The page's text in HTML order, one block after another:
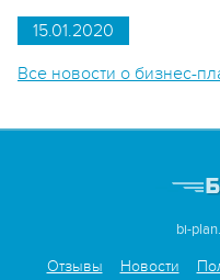
15.01.2020
Все новости о бизнес-
bi-
Отзывы Новости